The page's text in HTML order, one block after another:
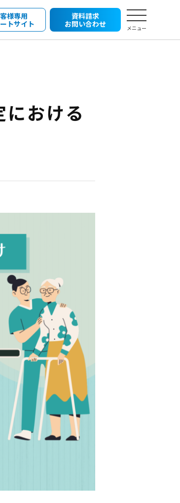
様専用
トサイト
資料請求
お問い合わせ
メニュー
における